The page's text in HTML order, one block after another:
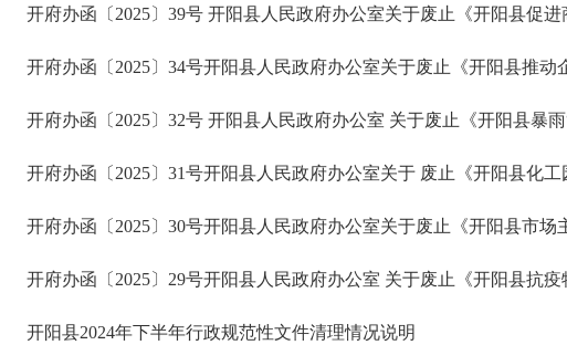
开阳县2024年下半年行政规范性文件清理情况说明